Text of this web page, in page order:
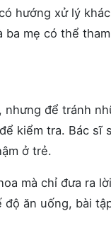
hướng xử lý
mẹ có thể
để tránh
kiểm tra. Bác sĩ
ở trẻ.
mà chỉ đưa ra
ăn uống, bài